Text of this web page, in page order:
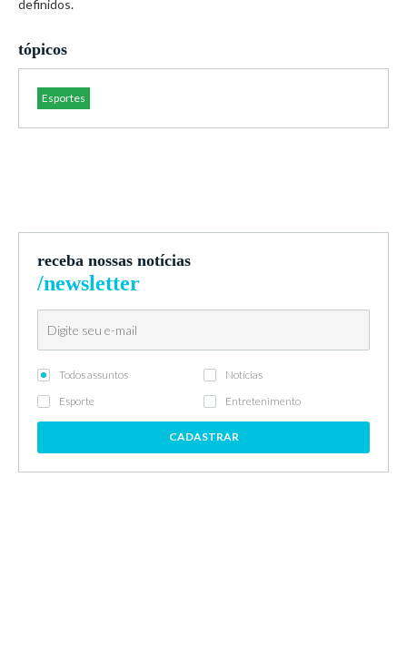
definidos.
tópicos
Esportes
receba nossas notícias
/newsletter
Todos assuntos
Notícias
Esporte
Entretenimento
CADASTRAR